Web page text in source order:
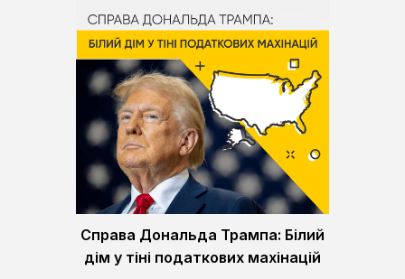
Справа Дональда Трампа: Білий
дім у тіні податкових махінацій